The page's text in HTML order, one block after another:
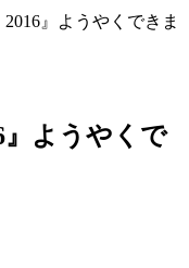
2016』ようやくできま
』ようやくで